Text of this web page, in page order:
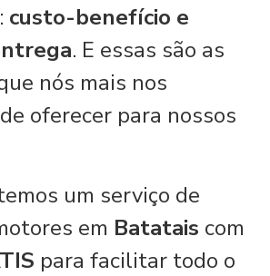
custo-benefício e
. E essas são as
nós mais nos
oferecer para nossos
um serviço de
em Batatais com
para facilitar todo o